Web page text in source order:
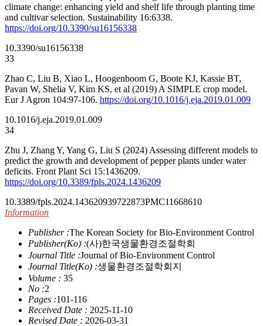
climate change: enhancing yield and shelf life through planting time
and cultivar selection. Sustainability 16:6338.
https://doi.org/10.3390/su16156338
10.3390/su16156338
33
Zhao C, Liu B, Xiao L, Hoogenboom G, Boote KJ, Kassie BT,
Pavan W, Shelia V, Kim KS, et al (2019) A SIMPLE crop model.
Eur J Agron 104:97-106. https://doi.org/10.1016/j.eja.2019.01.009
10.1016/j.eja.2019.01.009
34
Zhu J, Zhang Y, Yang G, Liu S (2024) Assessing different models to
predict the growth and development of pepper plants under water
deficits. Front Plant Sci 15:1436209.
https://doi.org/10.3389/fpls.2024.1436209
10.3389/fpls.2024.143620939722873PMC11668610
Information
Publisher :The Korean Society for Bio-Environment Control
Publisher(Ko) :(사)한국생물환경조절학회
Journal Title :Journal of Bio-Environment Control
Journal Title(Ko) :생물환경조절학회지
Volume : 35
No :2
Pages :101-116
Received Date : 2025-11-10
Revised Date : 2026-03-31